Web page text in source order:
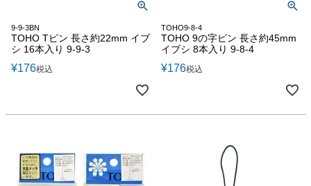
9-9-3BN
TOHO Tピン 長さ約22mm イブ
シ 16本入り 9-9-3
¥176税込
TOHO9-8-4
TOHO 9の字ピン 長さ約45mm
イブシ 8本入り 9-8-4
¥176税込